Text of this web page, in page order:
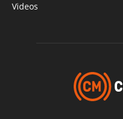
Videos